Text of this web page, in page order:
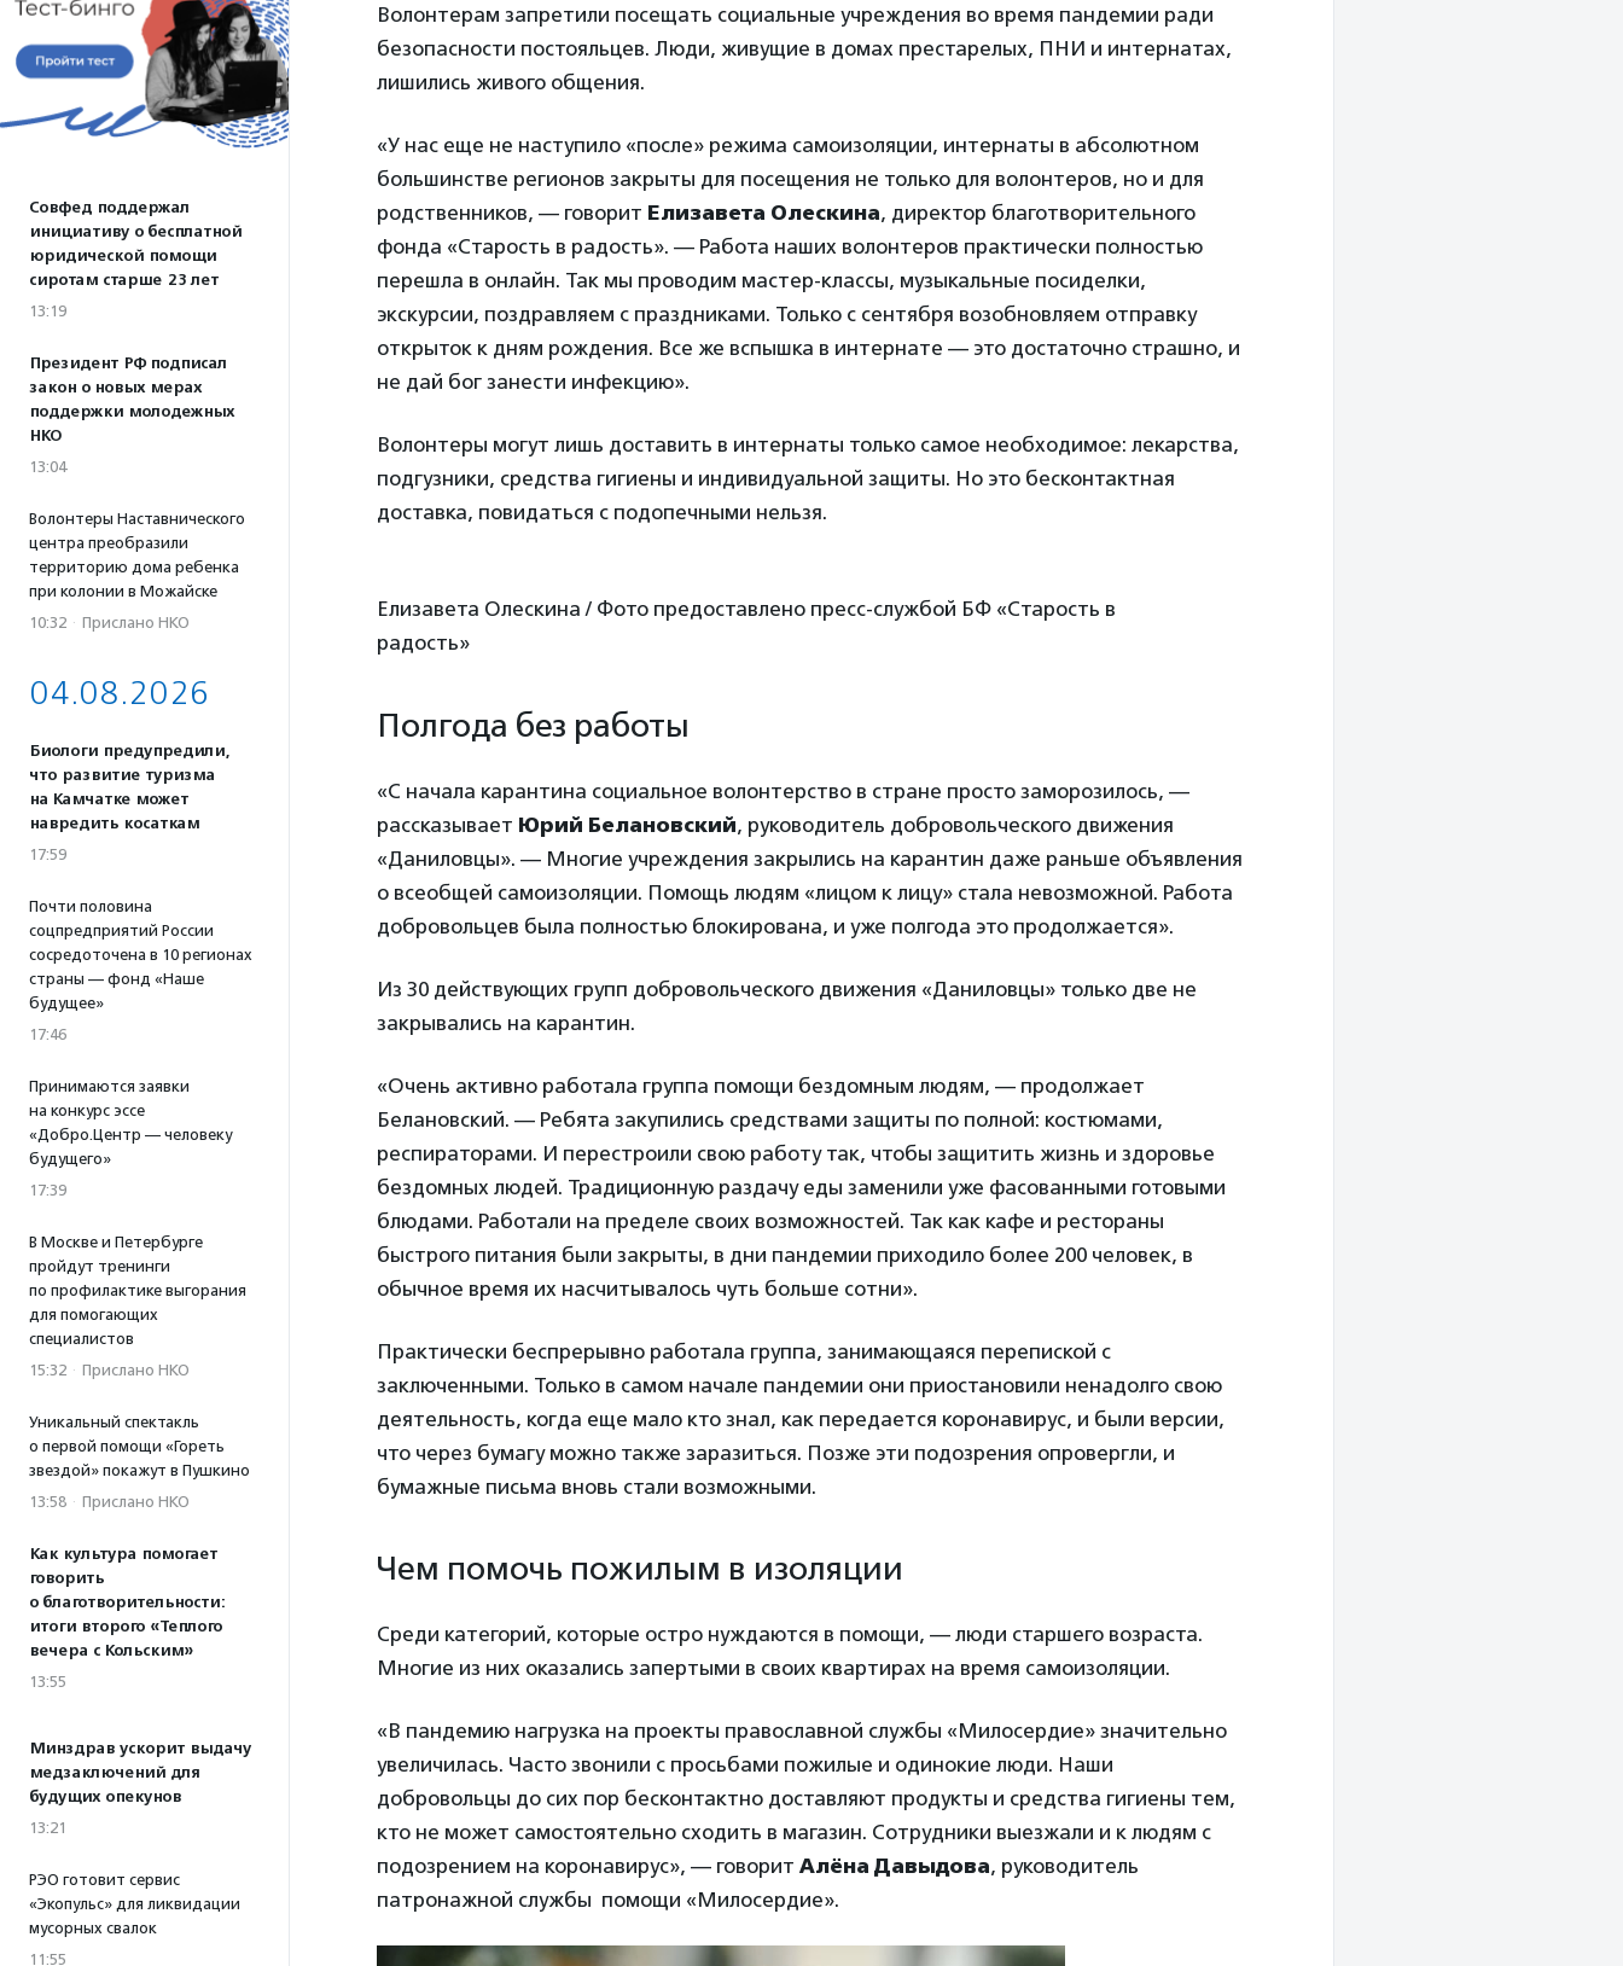
Совфед поддержал
инициативу о бесплатной
юридической помощи
сиротам старше 23 лет
13:19
Президент РФ подписал
закон о новых мерах
поддержки молодежных
НКО
13:04
Волонтеры Наставнического
центра преобразили
территорию дома ребенка
при колонии в Можайске
10:32 · Прислано НКО
04.08.2026
Биологи предупредили,
что развитие туризма
на Камчатке может
навредить косаткам
17:59
Почти половина
соцпредприятий России
сосредоточена в 10 регионах
страны — фонд «Наше
будущее»
17:46
Принимаются заявки
на конкурс эссе
«Добро.Центр — человеку
будущего»
17:39
В Москве и Петербурге
пройдут тренинги
по профилактике выгорания
для помогающих
специалистов
15:32 · Прислано НКО
Уникальный спектакль
о первой помощи «Гореть
звездой» покажут в Пушкино
13:58 · Прислано НКО
Как культура помогает
говорить
о благотворительности:
итоги второго «Теплого
вечера с Кольским»
13:55
Минздрав ускорит выдачу
медзаключений для
будущих опекунов
13:21
РЭО готовит сервис
«Экопульс» для ликвидации
мусорных свалок
11:55
Волонтерам запретили посещать социальные учреждения во время пандемии ради
безопасности постояльцев. Люди, живущие в домах престарелых, ПНИ и интернатах,
лишились живого общения.
«У нас еще не наступило «после» режима самоизоляции, интернаты в абсолютном
большинстве регионов закрыты для посещения не только для волонтеров, но и для
родственников, — говорит Елизавета Олескина, директор благотворительного
фонда «Старость в радость». — Работа наших волонтеров практически полностью
перешла в онлайн. Так мы проводим мастер-классы, музыкальные посиделки,
экскурсии, поздравляем с праздниками. Только с сентября возобновляем отправку
открыток к дням рождения. Все же вспышка в интернате — это достаточно страшно, и
не дай бог занести инфекцию».
Волонтеры могут лишь доставить в интернаты только самое необходимое: лекарства,
подгузники, средства гигиены и индивидуальной защиты. Но это бесконтактная
доставка, повидаться с подопечными нельзя.
Елизавета Олескина / Фото предоставлено пресс-службой БФ «Старость в
радость»
Полгода без работы
«С начала карантина социальное волонтерство в стране просто заморозилось, —
рассказывает Юрий Белановский, руководитель добровольческого движения
«Даниловцы». — Многие учреждения закрылись на карантин даже раньше объявления
о всеобщей самоизоляции. Помощь людям «лицом к лицу» стала невозможной. Работа
добровольцев была полностью блокирована, и уже полгода это продолжается».
Из 30 действующих групп добровольческого движения «Даниловцы» только две не
закрывались на карантин.
«Очень активно работала группа помощи бездомным людям, — продолжает
Белановский. — Ребята закупились средствами защиты по полной: костюмами,
респираторами. И перестроили свою работу так, чтобы защитить жизнь и здоровье
бездомных людей. Традиционную раздачу еды заменили уже фасованными готовыми
блюдами. Работали на пределе своих возможностей. Так как кафе и рестораны
быстрого питания были закрыты, в дни пандемии приходило более 200 человек, в
обычное время их насчитывалось чуть больше сотни».
Практически беспрерывно работала группа, занимающаяся перепиской с
заключенными. Только в самом начале пандемии они приостановили ненадолго свою
деятельность, когда еще мало кто знал, как передается коронавирус, и были версии,
что через бумагу можно также заразиться. Позже эти подозрения опровергли, и
бумажные письма вновь стали возможными.
Чем помочь пожилым в изоляции
Среди категорий, которые остро нуждаются в помощи, — люди старшего возраста.
Многие из них оказались запертыми в своих квартирах на время самоизоляции.
«В пандемию нагрузка на проекты православной службы «Милосердие» значительно
увеличилась. Часто звонили с просьбами пожилые и одинокие люди. Наши
добровольцы до сих пор бесконтактно доставляют продукты и средства гигиены тем,
кто не может самостоятельно сходить в магазин. Сотрудники выезжали и к людям с
подозрением на коронавирус», — говорит Алёна Давыдова, руководитель
патронажной службы помощи «Милосердие».